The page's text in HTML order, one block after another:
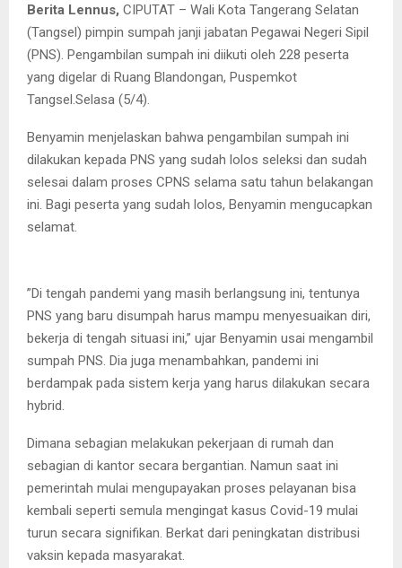
Berita Lennus, CIPUTAT – Wali Kota Tangerang Selatan
(Tangsel) pimpin sumpah janji jabatan Pegawai Negeri Sipil
(PNS). Pengambilan sumpah ini diikuti oleh 228 peserta
yang digelar di Ruang Blandongan, Puspemkot
Tangsel.Selasa (5/4).
Benyamin menjelaskan bahwa pengambilan sumpah ini
dilakukan kepada PNS yang sudah lolos seleksi dan sudah
selesai dalam proses CPNS selama satu tahun belakangan
ini. Bagi peserta yang sudah lolos, Benyamin mengucapkan
selamat.
”Di tengah pandemi yang masih berlangsung ini, tentunya
PNS yang baru disumpah harus mampu menyesuaikan diri,
bekerja di tengah situasi ini,” ujar Benyamin usai mengambil
sumpah PNS. Dia juga menambahkan, pandemi ini
berdampak pada sistem kerja yang harus dilakukan secara
hybrid.
Dimana sebagian melakukan pekerjaan di rumah dan
sebagian di kantor secara bergantian. Namun saat ini
pemerintah mulai mengupayakan proses pelayanan bisa
kembali seperti semula mengingat kasus Covid-19 mulai
turun secara signifikan. Berkat dari peningkatan distribusi
vaksin kepada masyarakat.